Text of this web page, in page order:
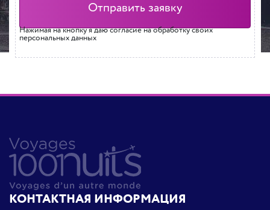
Нажимая на кнопку я даю согласие на обработку своих
персональных данных
КОНТАКТНАЯ ИНФОРМАЦИЯ